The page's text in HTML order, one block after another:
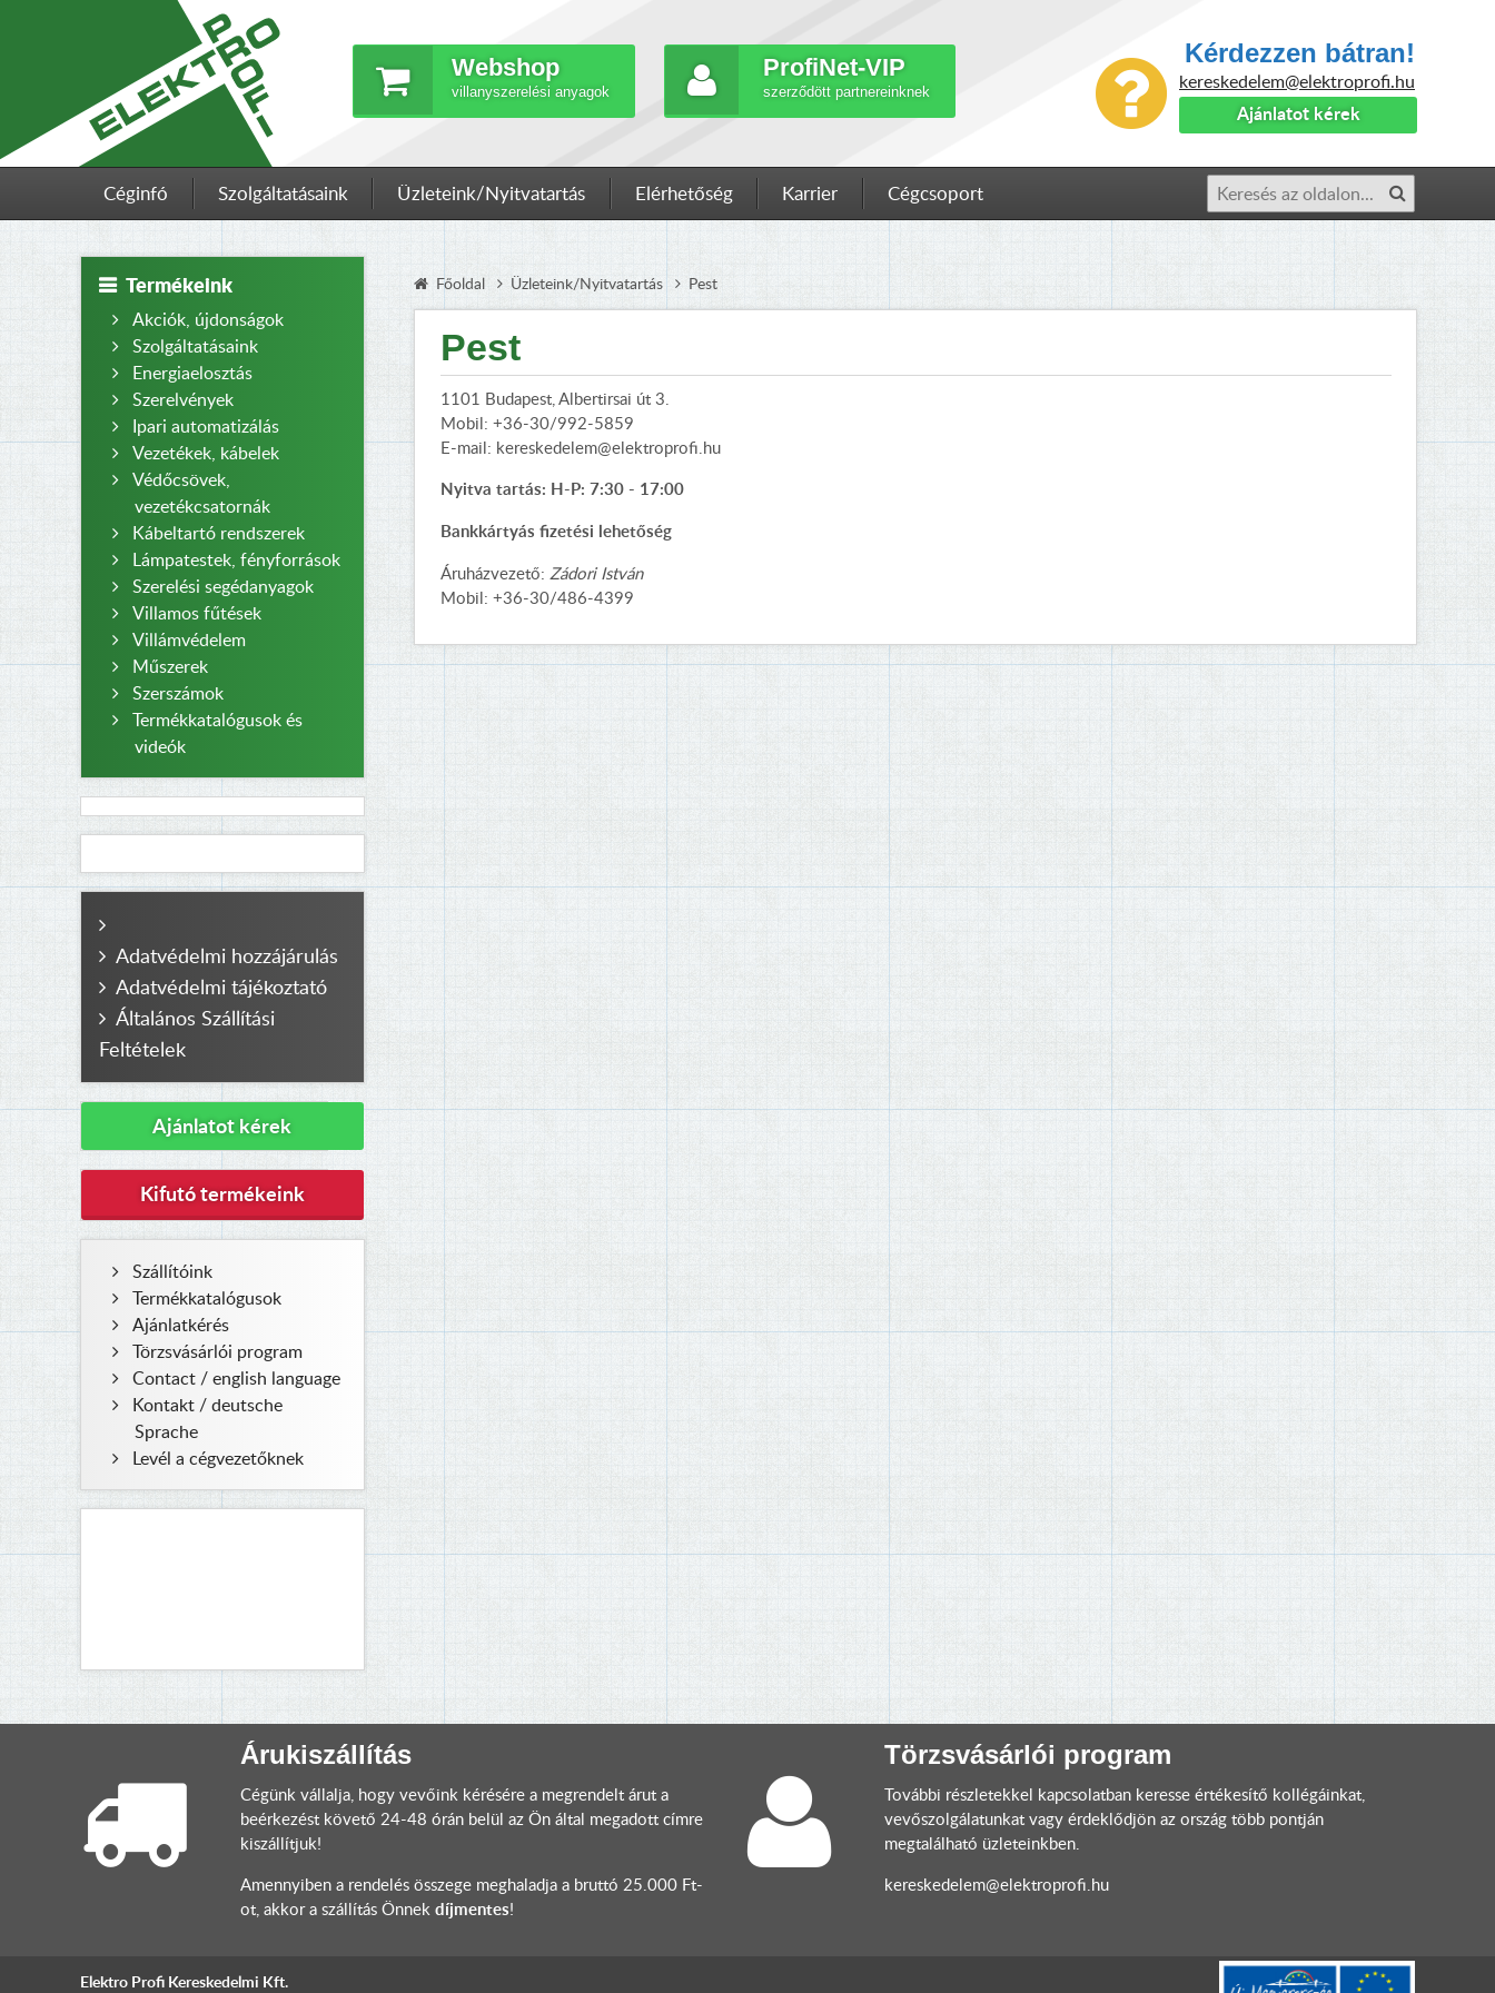
Webshop
villanyszerelési anyagok
ProfiNet-VIP
szerződött partnereinknek
Kérdezzen bátran!
kereskedelem@elektroprofi.hu
Ajánlatot kérek
Céginfó Szolgáltatásaink Üzleteink/Nyitvatartás Elérhetőség Karrier Cégcsoport
Termékeink
Akciók, újdonságok
Szolgáltatásaink
Energiaelosztás
Szerelvények
Ipari automatizálás
Vezetékek, kábelek
Védőcsövek,
vezetékcsatornák
Kábeltartó rendszerek
Lámpatestek, fényforrások
Szerelési segédanyagok
Villamos fűtések
Villámvédelem
Műszerek
Szerszámok
Termékkatalógusok és
videók
Adatvédelmi hozzájárulás
Adatvédelmi tájékoztató
Általános Szállítási
Feltételek
Ajánlatot kérek
Kifutó termékeink
Szállítóink
Termékkatalógusok
Ajánlatkérés
Törzsvásárlói program
Contact / english language
Kontakt / deutsche
Sprache
Levél a cégvezetőknek
Főoldal Üzleteink/Nyitvatartás Pest
Pest
1101 Budapest, Albertirsai út 3.
Mobil: +36-30/992-5859
E-mail: kereskedelem@elektroprofi.hu
Nyitva tartás: H-P: 7:30 - 17:00
Bankkártyás fizetési lehetőség
Áruházvezető: Zádori István
Mobil: +36-30/486-4399
Árukiszállítás
Cégünk vállalja, hogy vevőink kérésére a megrendelt árut a
beérkezést követő 24-48 órán belül az Ön által megadott címre
kiszállítjuk!
Amennyiben a rendelés összege meghaladja a bruttó 25.000 Ft-
ot, akkor a szállítás Önnek díjmentes!
Törzsvásárlói program
További részletekkel kapcsolatban keresse értékesítő kollégáinkat,
vevőszolgálatunkat vagy érdeklődjön az ország több pontján
megtalálható üzleteinkben.
kereskedelem@elektroprofi.hu
Elektro Profi Kereskedelmi Kft.